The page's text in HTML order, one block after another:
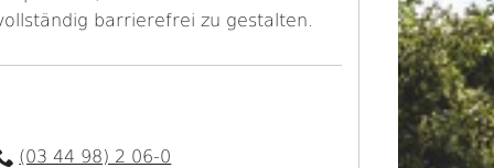
barrierefrei zu gestalten.
(03 44 98) 2 06-0